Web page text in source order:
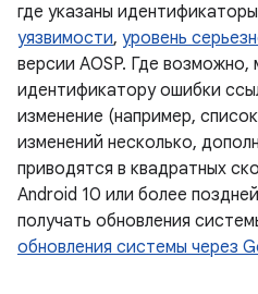
где указаны
уязвимости, уровень
версии AOSP. Где
идентификатору ошибки
изменение (например,
изменений несколько,
приводятся в квадратных
Android 10 или более
получать обновления
обновления системы через